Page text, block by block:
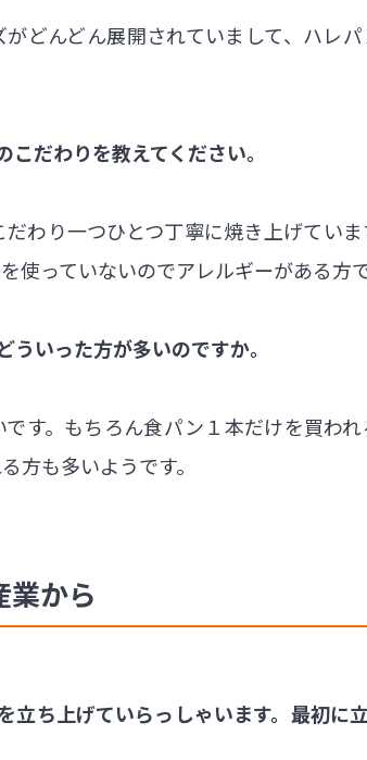
どんどん展開されていまして、ハレ
だわりを教えてください。
わり一つひとつ丁寧に焼き上げてい
使っていないのでアレルギーがある方
いった方が多いのですか。
す。もちろん食パン１本だけを買わ
方も多いようです。
業から
立ち上げていらっしゃいます。最初に